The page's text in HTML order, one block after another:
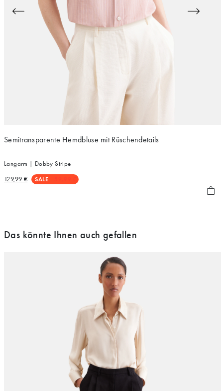
Semitransparente Hemdbluse mit Rüschendetails
Langarm | Dobby Stripe
SALE
129,99 €
Das könnte Ihnen auch gefallen